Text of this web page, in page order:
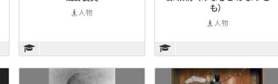
人物
も）
人物